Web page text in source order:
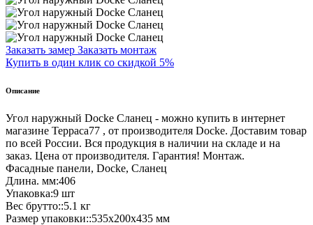
Заказать замер Заказать монтаж
Купить в один клик со скидкой 5%
Описание
Угол наружный Docke Сланец - можно купить в интернет
магазине Терраса77 , от производителя Docke. Доставим товар
по всей России. Вся продукция в наличии на складе и на
заказ. Цена от производителя. Гарантия! Монтаж.
Фасадные панели, Docke, Сланец
Длина. мм:406
Упаковка:9 шт
Вес брутто::5.1 кг
Размер упаковки::535x200x435 мм